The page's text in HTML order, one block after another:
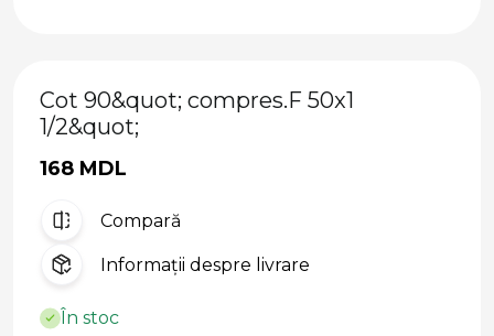
Cot 90&quot; compres.F 50x1
1/2&quot;
168 MDL
Compară
Informații despre livrare
În stoc